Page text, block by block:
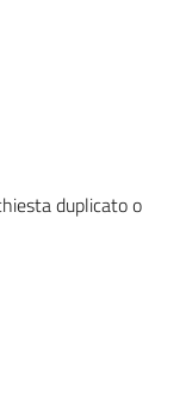
duplicato o